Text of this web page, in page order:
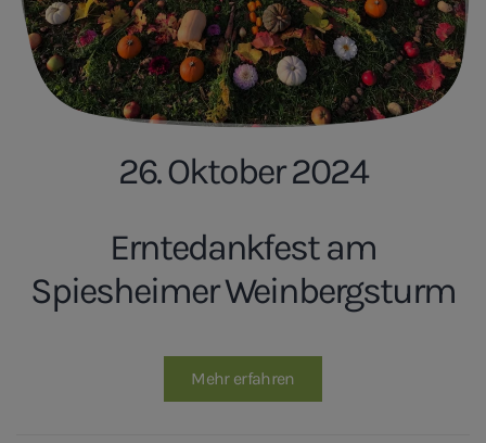
26. Oktober 2024
Erntedankfest am
Spiesheimer Weinbergsturm
Mehr erfahren